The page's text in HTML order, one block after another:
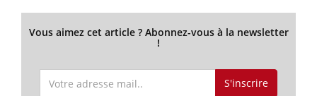
Vous aimez cet article ? Abonnez-vous à la newsletter
!
S'inscrire